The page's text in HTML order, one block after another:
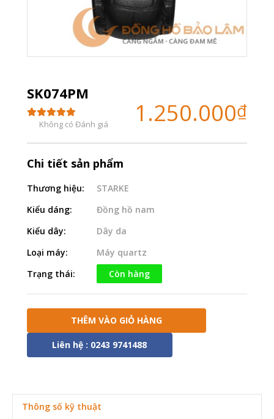
SK074PM
Không có Đánh giá 1.250.000₫
Chi tiết sản phẩm
Thương hiệu:
STARKE
Kiểu dáng:
Đồng hồ nam
Kiểu dây:
Dây da
Loại máy:
Máy quartz
Trạng thái:
Còn hàng
THÊM VÀO GIỎ HÀNG
Liên hệ : 0243 9741488
Thông số kỹ thuật